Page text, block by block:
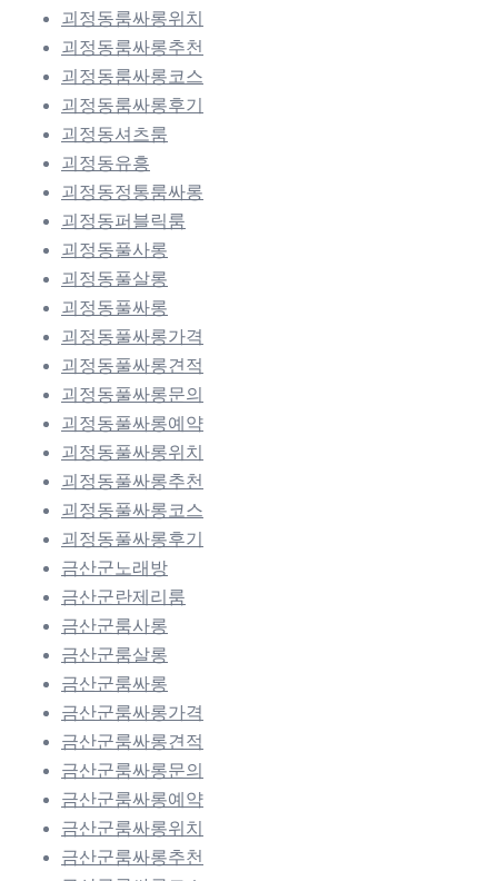
괴정동룸싸롱위치
괴정동룸싸롱추천
괴정동룸싸롱코스
괴정동룸싸롱후기
괴정동셔츠룸
괴정동유흥
괴정동정통룸싸롱
괴정동퍼블릭룸
괴정동풀사롱
괴정동풀살롱
괴정동풀싸롱
괴정동풀싸롱가격
괴정동풀싸롱견적
괴정동풀싸롱문의
괴정동풀싸롱예약
괴정동풀싸롱위치
괴정동풀싸롱추천
괴정동풀싸롱코스
괴정동풀싸롱후기
금산군노래방
금산군란제리룸
금산군룸사롱
금산군룸살롱
금산군룸싸롱
금산군룸싸롱가격
금산군룸싸롱견적
금산군룸싸롱문의
금산군룸싸롱예약
금산군룸싸롱위치
금산군룸싸롱추천